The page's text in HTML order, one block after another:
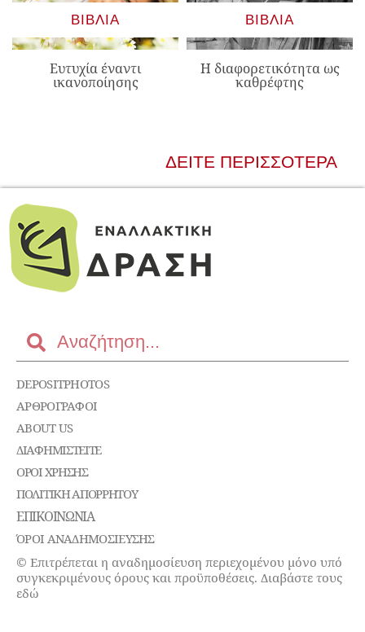
ΒΙΒΛΊΑ
Ευτυχία έναντι
ικανοποίησης
ΒΙΒΛΊΑ
Η διαφορετικότητα ως
καθρέφτης
ΔΕΊΤΕ ΠΕΡΙΣΣΌΤΕΡΑ
DEPOSITPHOTOS
ΑΡΘΡΟΓΡΑΦΟΙ
ABOUT US
ΔΙΑΦΗΜΙΣΤΕΊΤΕ
ΌΡΟΙ ΧΡΉΣΗΣ
ΠΟΛΙΤΙΚΉ ΑΠΟΡΡΉΤΟΥ
ΕΠΙΚΟΙΝΩΝΊΑ
ΌΡΟΙ ΑΝΑΔΗΜΟΣΙΕΥΣΗΣ
© Επιτρέπεται η αναδημοσίευση περιεχομένου μόνο υπό
συγκεκριμένους όρους και προϋποθέσεις. Διαβάστε τους
εδώ